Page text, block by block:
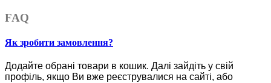
FAQ
Як зробити замовлення?
Додайте обрані товари в кошик. Далі зайдіть у свій
профіль, якщо Ви вже реєструвалися на сайті, або